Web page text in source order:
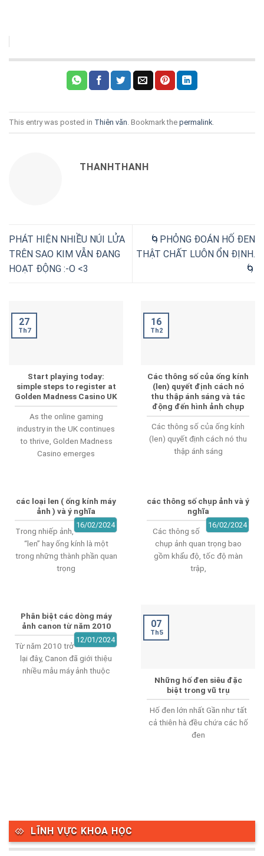
This entry was posted in Thiên văn . Bookmark the permalink
THANHTHANH
PHÁT HIỆN NHIỀU NÚI LỬA
TRÊN SAO KIM VẪN ĐANG
HOẠT ĐỘNG :-O <3
🌀PHỎNG ĐOÁN HỐ ĐEN
THẬT CHẤT LUÔN ỔN ĐỊNH.
🌀
Start playing today:
simple steps to register at
Golden Madness Casino UK
As the online gaming
industry in the UK continues
to thrive, Golden Madness
Casino emerges
27
Th7
Các thông số của ống kính
(len) quyết định cách nó
thu thập ánh sáng và tác
động đến hình ảnh chụp
Các thông số của ống kính
(len) quyết định cách nó thu
thập ánh sáng
16
Th2
các loại len ( ống kính máy
ảnh ) và ý nghĩa
16/02/2024
Trong nhiếp ảnh,
“len” hay ống kính là một
trong những thành phần quan
trọng
các thông số chụp ảnh và ý
nghĩa
16/02/2024
Các thông số
chụp ảnh quan trọng bao
gồm khẩu độ, tốc độ màn
trập,
Phân biệt các dòng máy
ảnh canon từ năm 2010
12/01/2024
Từ năm 2010 trở
lại đây, Canon đã giới thiệu
nhiều mẫu máy ảnh thuộc
Những hố đen siêu đặc
biệt trong vũ trụ
Hố đen lớn nhất Gần như tất
cả thiên hà đều chứa các hố
đen
07
Th5
LĨNH VỰC KHOA HỌC